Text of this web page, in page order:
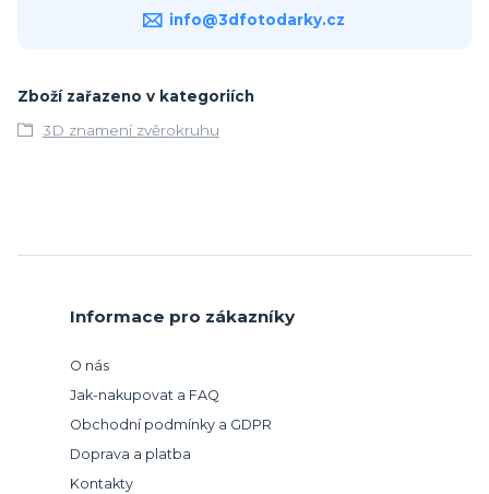
info@3dfotodarky.cz
Zboží zařazeno v kategoriích
3D znamení zvěrokruhu
Informace pro zákazníky
O nás
Jak-nakupovat a FAQ
Obchodní podmínky a GDPR
Doprava a platba
Kontakty